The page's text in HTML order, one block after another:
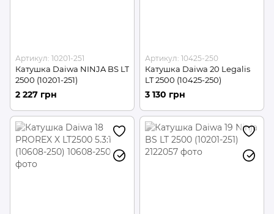
Артикул: 10201-251
Катушка Daiwa NINJA BS LT
2500 (10201-251)
2 227 грн
Артикул: 10425-250
Катушка Daiwa 20 Legalis
LT 2500 (10425-250)
3 130 грн